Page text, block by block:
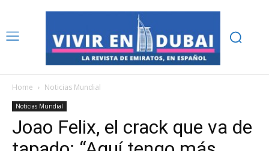
Home Noticias Mundial
Noticias Mundial
Joao Felix, el crack que va de